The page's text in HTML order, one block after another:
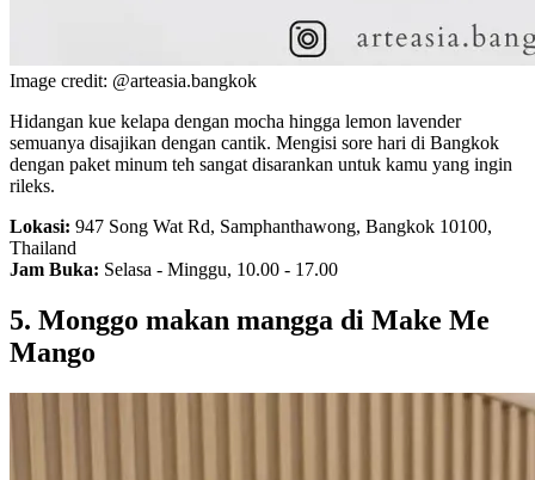
Image credit: @arteasia.bangkok
Hidangan kue kelapa dengan mocha hingga lemon lavender
semuanya disajikan dengan cantik. Mengisi sore hari di Bangkok
dengan paket minum teh sangat disarankan untuk kamu yang ingin
rileks.
Lokasi: 947 Song Wat Rd, Samphanthawong, Bangkok 10100,
Thailand
Jam Buka: Selasa - Minggu, 10.00 - 17.00
5. Monggo makan mangga di Make Me
Mango